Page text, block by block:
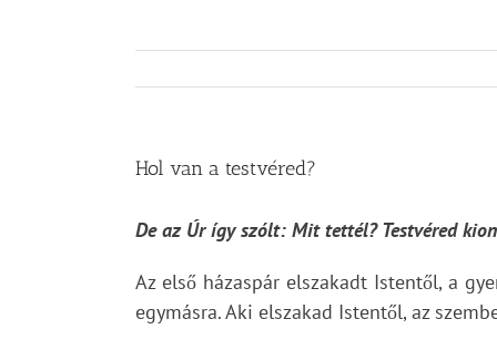
Hol van a testvéred?
De az Úr így szólt: Mit tettél? Testvéred
Az első házaspár elszakadt Istentől, a
egymásra. Aki elszakad Istentől, az